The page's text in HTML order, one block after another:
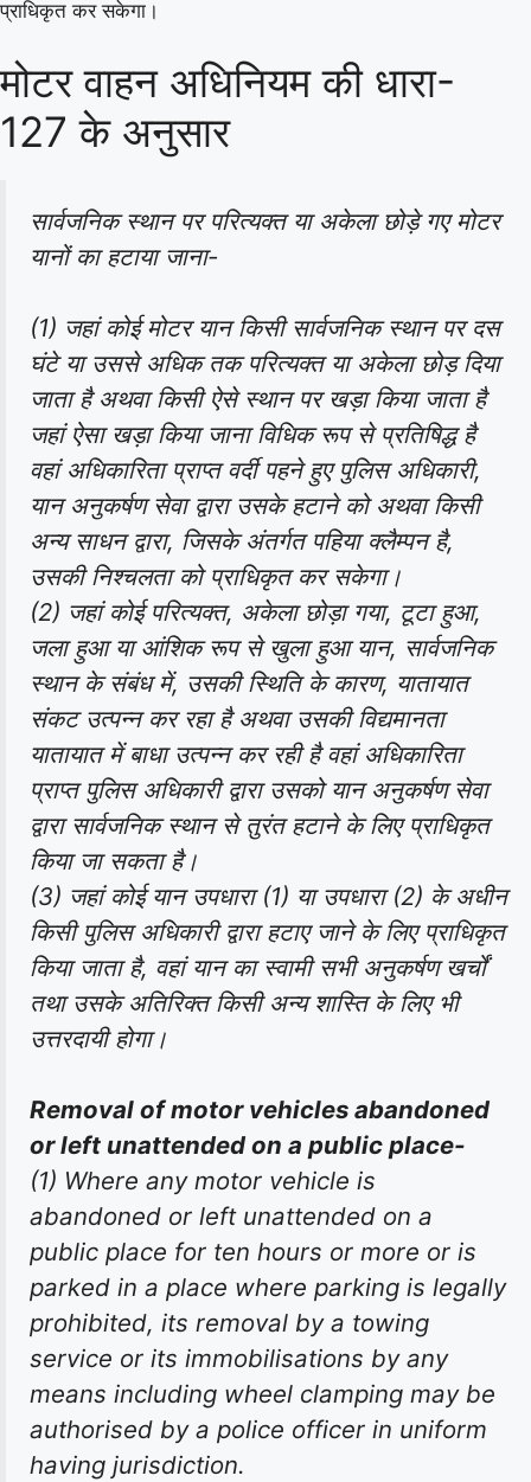
प्राधिकृत कर सकेगा।
मोटर वाहन अधिनियम की धारा-
127 के अनुसार
सार्वजनिक स्थान पर परित्यक्त या अकेला छोड़े गए मोटर
यानों का हटाया जाना-
(1) जहां कोई मोटर यान किसी सार्वजनिक स्थान पर दस
घंटे या उससे अधिक तक परित्यक्त या अकेला छोड़ दिया
जाता है अथवा किसी ऐसे स्थान पर खड़ा किया जाता है
जहां ऐसा खड़ा किया जाना विधिक रूप से प्रतिषिद्ध है
वहां अधिकारिता प्राप्त वर्दी पहने हुए पुलिस अधिकारी,
यान अनुकर्षण सेवा द्वारा उसके हटाने को अथवा किसी
अन्य साधन द्वारा, जिसके अंतर्गत पहिया क्लैम्पन है,
उसकी निश्चलता को प्राधिकृत कर सकेगा।
(2) जहां कोई परित्यक्त, अकेला छोड़ा गया, टूटा हुआ,
जला हुआ या आंशिक रूप से खुला हुआ यान, सार्वजनिक
स्थान के संबंध में, उसकी स्थिति के कारण, यातायात
संकट उत्पन्न कर रहा है अथवा उसकी विद्यमानता
यातायात में बाधा उत्पन्न कर रही है वहां अधिकारिता
प्राप्त पुलिस अधिकारी द्वारा उसको यान अनुकर्षण सेवा
द्वारा सार्वजनिक स्थान से तुरंत हटाने के लिए प्राधिकृत
किया जा सकता है।
(3) जहां कोई यान उपधारा (1) या उपधारा (2) के अधीन
किसी पुलिस अधिकारी द्वारा हटाए जाने के लिए प्राधिकृत
किया जाता है, वहां यान का स्वामी सभी अनुकर्षण खर्चों
तथा उसके अतिरिक्त किसी अन्य शास्ति के लिए भी
उत्तरदायी होगा।
Removal of motor vehicles abandoned
or left unattended on a public place-
(1) Where any motor vehicle is
abandoned or left unattended on a
public place for ten hours or more or is
parked in a place where parking is legally
prohibited, its removal by a towing
service or its immobilisations by any
means including wheel clamping may be
authorised by a police officer in uniform
having jurisdiction.